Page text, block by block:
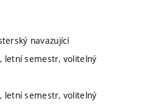
navazující
letní semestr, volitelný
letní semestr, volitelný